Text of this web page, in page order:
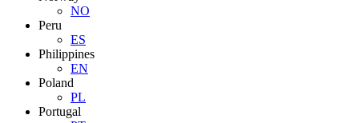
NO
Peru
ES
Philippines
EN
Poland
PL
Portugal